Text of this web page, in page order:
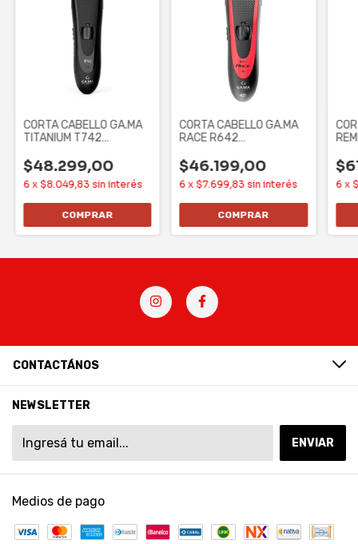
CORTA CABELLO GA.MA
TITANIUM T742
$48.299,00
6 x $8.049,83 sin interés
CORTA CABELLO GA.MA
RACE R642
$46.199,00
6 x $7.699,83 sin interés 6 x
CONTACTÁNOS
NEWSLETTER
Medios de pago